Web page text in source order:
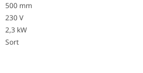
500 mm
230 V
2,3 kW
Sort